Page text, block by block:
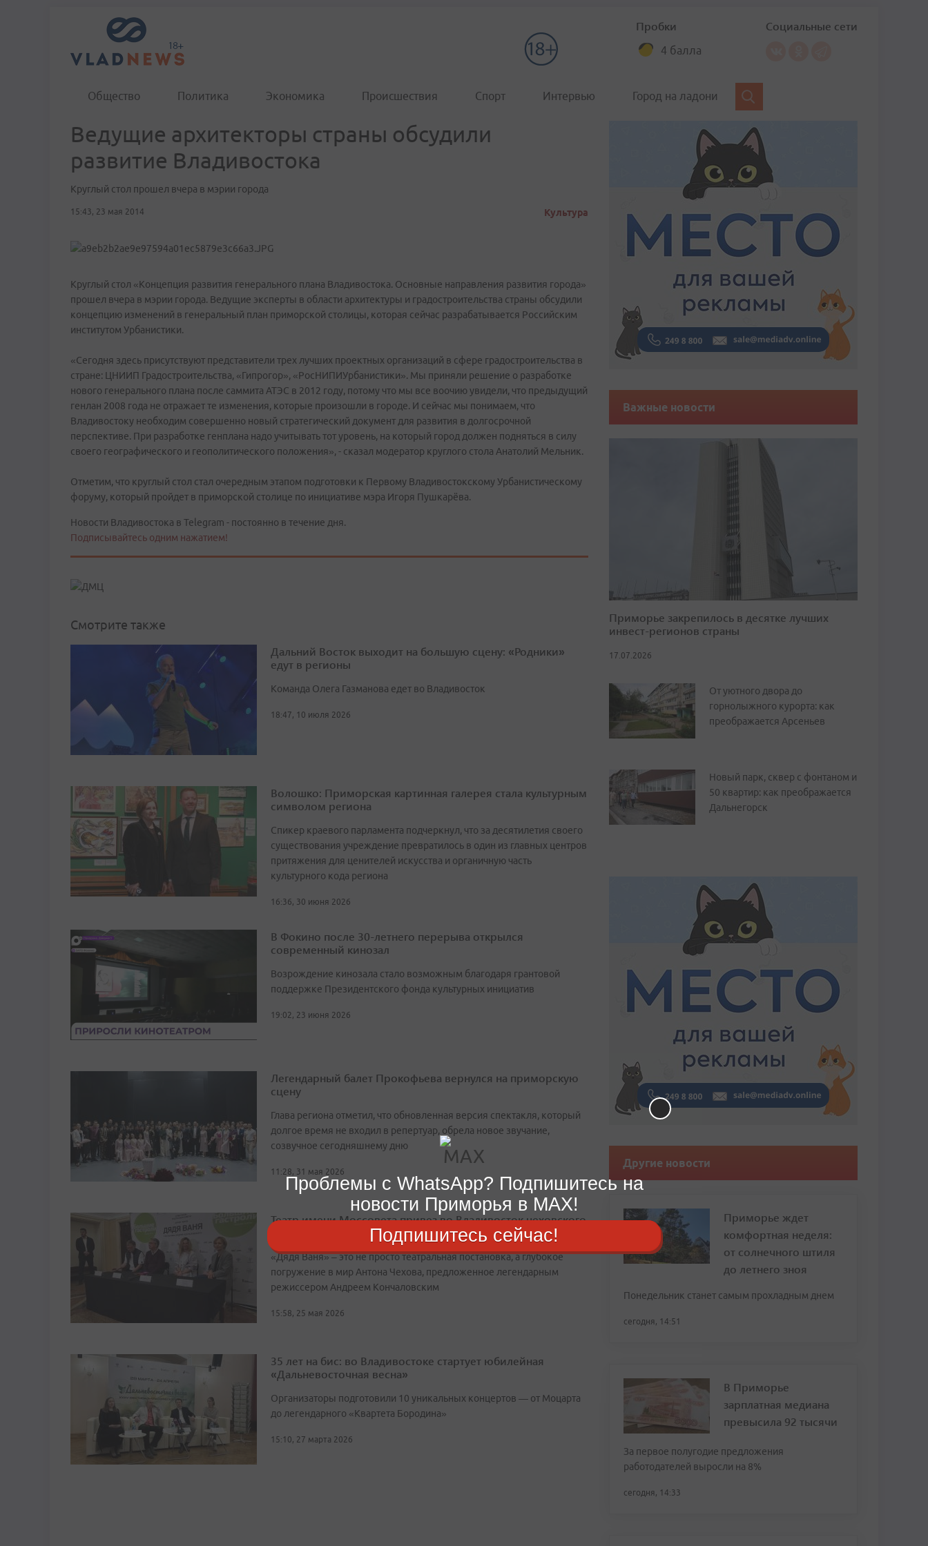
Пробки
4 балла
Социальные сети
Общество Политика Экономика Происшествия Спорт Интервью Город на ладони
Ведущие архитекторы страны обсудили
развитие Владивостока
Круглый стол прошел вчера в мэрии города
15:43, 23 мая 2014 Культура
Круглый стол «Концепция развития генерального плана Владивостока. Основные направления развития города»
прошел вчера в мэрии города. Ведущие эксперты в области архитектуры и градостроительства страны обсудили
концепцию изменений в генеральный план приморской столицы, которая сейчас разрабатывается Российским
институтом Урбанистики.
«Сегодня здесь присутствуют представители трех лучших проектных организаций в сфере градостроительства в
стране: ЦНИИП Градостроительства, «Гипрогор», «РосНИПИУрбанистики». Мы приняли решение о разработке
нового генерального плана после саммита АТЭС в 2012 году, потому что мы все воочию увидели, что предыдущий
генлан 2008 года не отражает те изменения, которые произошли в городе. И сейчас мы понимаем, что
Владивостоку необходим совершенно новый стратегический документ для развития в долгосрочной
перспективе. При разработке генплана надо учитывать тот уровень, на который город должен подняться в силу
своего географического и геополитического положения», - сказал модератор круглого стола Анатолий Мельник.
Отметим, что круглый стол стал очередным этапом подготовки к Первому Владивостокскому Урбанистическому
форуму, который пройдет в приморской столице по инициативе мэра Игоря Пушкарёва.
Новости Владивостока в Telegram - постоянно в течение дня.
Подписывайтесь одним нажатием!
Смотрите также
Дальний Восток выходит на большую сцену: «Родники»
едут в регионы
Команда Олега Газманова едет во Владивосток
18:47, 10 июля 2026
Волошко: Приморская картинная галерея стала культурным
символом региона
Спикер краевого парламента подчеркнул, что за десятилетия своего
существования учреждение превратилось в один из главных центров
притяжения для ценителей искусства и органичную часть
культурного кода региона
16:36, 30 июня 2026
В Фокино после 30-летнего перерыва открылся
современный кинозал
Возрождение кинозала стало возможным благодаря грантовой
поддержке Президентского фонда культурных инициатив
19:02, 23 июня 2026
Легендарный балет Прокофьева вернулся на приморскую
сцену
Глава региона отметил, что обновленная версия спектакля, который
долгое время не входил в репертуар, обрела новое звучание,
созвучное сегодняшнему дню
11:28, 31 мая 2026
Театр имени Моссовета привез во Владивосток чеховского
«Дядя Ваня» – это не просто театральная постановка, а глубокое
погружение в мир Антона Чехова, предложенное легендарным
режиссером Андреем Кончаловским
15:58, 25 мая 2026
35 лет на бис: во Владивостоке стартует юбилейная
«Дальневосточная весна»
Организаторы подготовили 10 уникальных концертов — от Моцарта
до легендарного «Квартета Бородина»
15:10, 27 марта 2026
Важные новости
Приморье закрепилось в десятке лучших
инвест-регионов страны
17.07.2026
От уютного двора до
горнолыжного курорта: как
преображается Арсеньев
Новый парк, сквер с фонтаном и
50 квартир: как преображается
Дальнегорск
Другие новости
Приморье ждет
комфортная неделя:
от солнечного штиля
до летнего зноя
Понедельник станет самым прохладным днем
сегодня, 14:51
В Приморье
зарплатная медиана
превысила 92 тысячи
За первое полугодие предложения
работодателей выросли на 8%
сегодня, 14:33
Проблемы с WhatsApp? Подпишитесь на
новости Приморья в MAX!
Подпишитесь сейчас!